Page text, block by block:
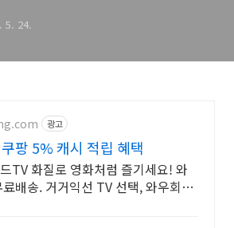
5. 24.
광고
팡 5% 캐시 적립 혜택
TV 화질로 영화처럼 즐기세요! 와
배송. 거거익선 TV 선택, 와우회원